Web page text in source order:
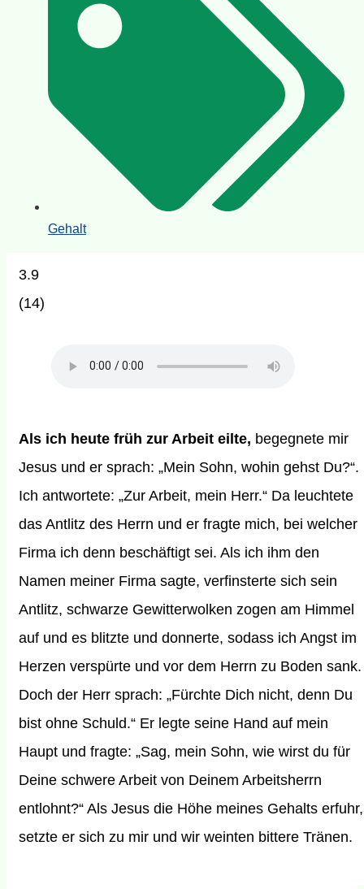
Gehalt
3.9
(14)
Als ich heute früh zur Arbeit eilte, begegnete mir
Jesus und er sprach: „Mein Sohn, wohin gehst Du?“.
Ich antwortete: „Zur Arbeit, mein Herr.“ Da leuchtete
das Antlitz des Herrn und er fragte mich, bei welcher
Firma ich denn beschäftigt sei. Als ich ihm den
Namen meiner Firma sagte, verfinsterte sich sein
Antlitz, schwarze Gewitterwolken zogen am Himmel
auf und es blitzte und donnerte, sodass ich Angst im
Herzen verspürte und vor dem Herrn zu Boden sank.
Doch der Herr sprach: „Fürchte Dich nicht, denn Du
bist ohne Schuld.“ Er legte seine Hand auf mein
Haupt und fragte: „Sag, mein Sohn, wie wirst du für
Deine schwere Arbeit von Deinem Arbeitsherrn
entlohnt?“ Als Jesus die Höhe meines Gehalts erfuhr,
setzte er sich zu mir und wir weinten bittere Tränen.